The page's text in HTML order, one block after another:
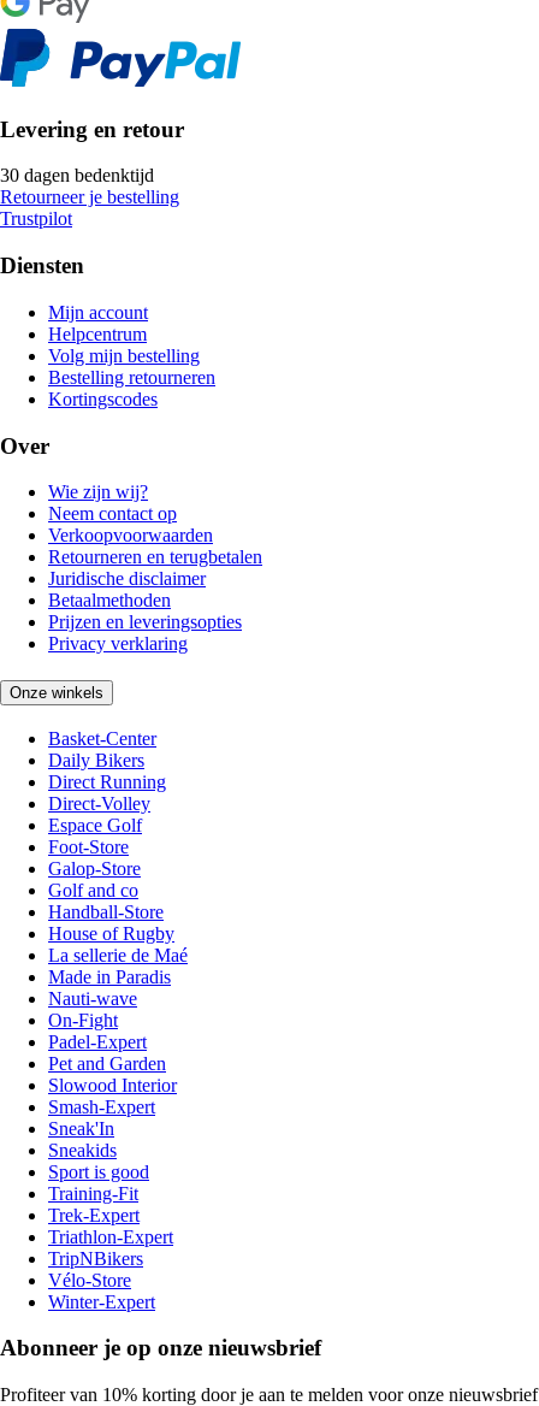
Levering en retour
30 dagen bedenktijd
Retourneer je bestelling
Trustpilot
Diensten
Mijn account
Helpcentrum
Volg mijn bestelling
Bestelling retourneren
Kortingscodes
Over
Wie zijn wij?
Neem contact op
Verkoopvoorwaarden
Retourneren en terugbetalen
Juridische disclaimer
Betaalmethoden
Prijzen en leveringsopties
Privacy verklaring
Onze winkels
Basket-Center
Daily Bikers
Direct Running
Direct-Volley
Espace Golf
Foot-Store
Galop-Store
Golf and co
Handball-Store
House of Rugby
La sellerie de Maé
Made in Paradis
Nauti-wave
On-Fight
Padel-Expert
Pet and Garden
Slowood Interior
Smash-Expert
Sneak'In
Sneakids
Sport is good
Training-Fit
Trek-Expert
Triathlon-Expert
TripNBikers
Vélo-Store
Winter-Expert
Abonneer je op onze nieuwsbrief
Profiteer van 10% korting door je aan te melden voor onze nieuwsbrief